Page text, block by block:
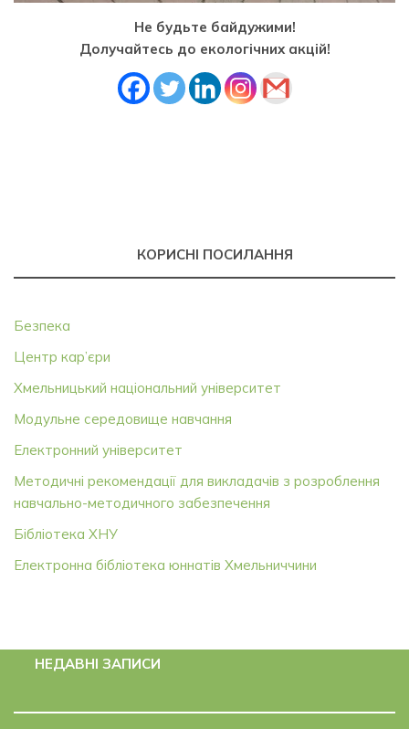
Не будьте байдужими!
Долучайтесь до екологічних акцій!
КОРИСНІ ПОСИЛАННЯ
Безпека
Центр кар’єри
Хмельницький національний університет
Модульне середовище навчання
Електронний університет
Методичні рекомендації для викладачів з розроблення
навчально-методичного забезпечення
Бібліотека ХНУ
Електронна бібліотека юннатів Хмельниччини
НЕДАВНІ ЗАПИСИ